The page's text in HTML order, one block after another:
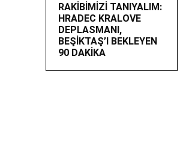
RAKİBİMİZİ TANIYALIM:
HRADEC KRALOVE
DEPLASMANI,
BEŞİKTAŞ’I BEKLEYEN
90 DAKİKA